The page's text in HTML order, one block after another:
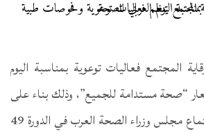
المجتمع فعاليات توعوية بمناسبة اليوم
“صحة مستدامة للجميع”، وذلك بناء على
القرارات الصادرة عن اجتماع مجلس وزراء الصحة العرب في الدورة 49